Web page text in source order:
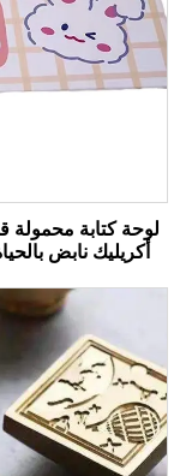
لوحة كتابة محمولة
أكريليك نابض